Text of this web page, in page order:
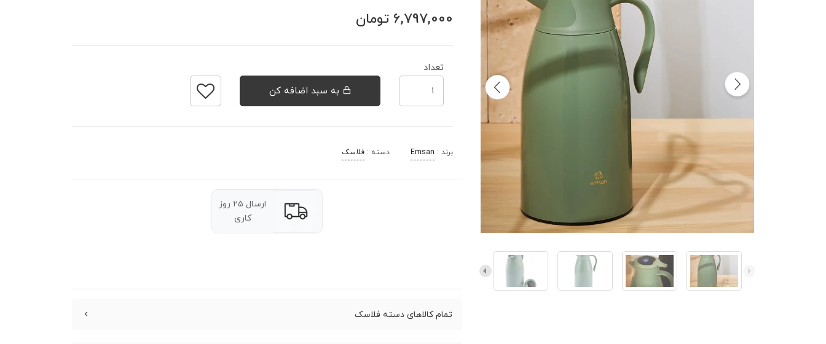
6,797,000 تومان
تعداد
برند : Emsan دسته : فلاسک
ارسال ۲۵ روز
کاری
تمام کالاهای دسته فلاسک